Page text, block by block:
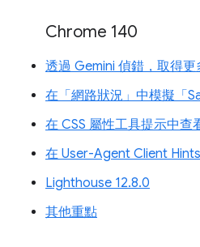
Chrome 140
透過 Gemini 偵錯，取得
在「網路狀況」中模擬「
在 CSS 屬性工具提示中查
在 User-Agent Client
Lighthouse 12.8.0
其他重點